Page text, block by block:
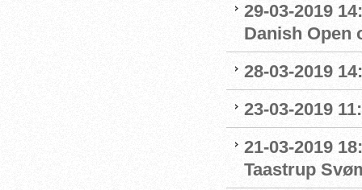
29-03-2019
Danish Open
28-03-2019
23-03-2019
21-03-2019
Taastrup